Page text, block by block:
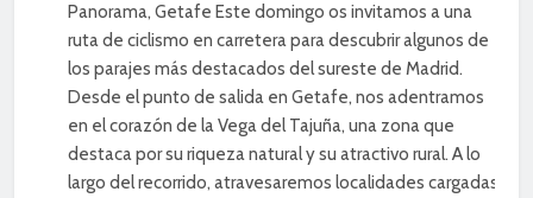
Panorama, Getafe Este domingo os invitamos a una
ruta de ciclismo en carretera para descubrir algunos de
los parajes más destacados del sureste de Madrid.
Desde el punto de salida en Getafe, nos adentramos
en el corazón de la Vega del Tajuña, una zona que
destaca por su riqueza natural y su atractivo rural. A lo
largo del recorrido, atravesaremos localidades cargadas